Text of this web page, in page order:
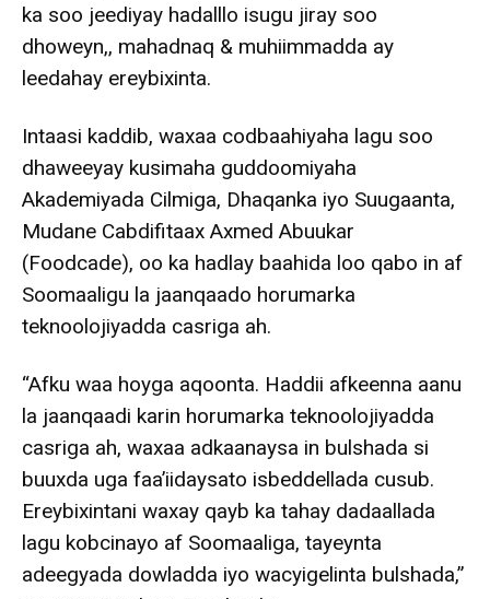
ka soo jeediyay hadalllo isugu jiray soo
dhoweyn,, mahadnaq & muhiimmadda ay
leedahay ereybixinta.
Intaasi kaddib, waxaa codbaahiyaha lagu soo
dhaweeyay kusimaha guddoomiyaha
Akademiyada Cilmiga, Dhaqanka iyo Suugaanta,
Mudane Cabdifitaax Axmed Abuukar
(Foodcade), oo ka hadlay baahida loo qabo in af
Soomaaligu la jaanqaado horumarka
teknoolojiyadda casriga ah.
“Afku waa hoyga aqoonta. Haddii afkeenna aanu
la jaanqaadi karin horumarka teknoolojiyadda
casriga ah, waxaa adkaanaysa in bulshada si
buuxda uga faa’iidaysato isbeddellada cusub.
Ereybixintani waxay qayb ka tahay dadaallada
lagu kobcinayo af Soomaaliga, tayeynta
adeegyada dowladda iyo wacyigelinta bulshada,”